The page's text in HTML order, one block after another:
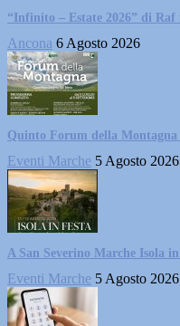
“Infinito – Estate 2026” di
Ancona 6 Agosto 2026
Quinto Forum della Montagna
Eventi Marche 5 Agosto 2026
A San Severino Marche Isola
Eventi Marche 5 Agosto 2026